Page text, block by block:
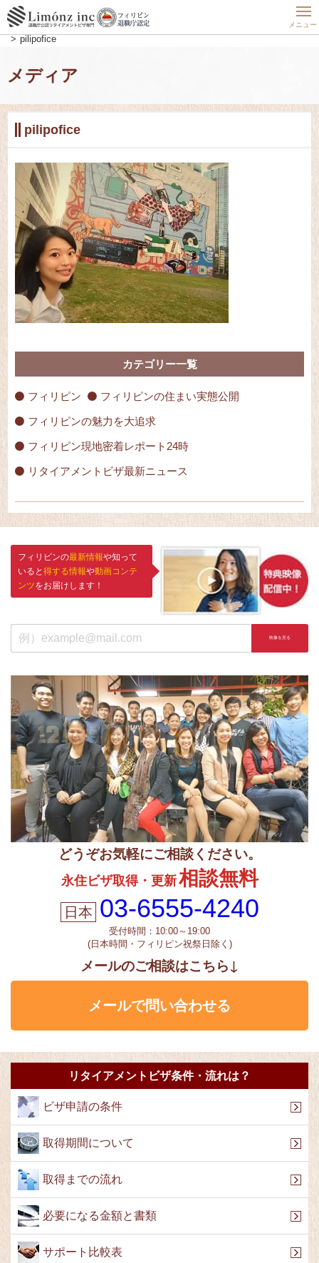
メニュー
ホーム
フィリピン最先端の街ボニファシオグローバルシティーのご紹介！
pilipofice
メディア
pilipofice
カテゴリー一覧
フィリピン フィリピンの住まい実態公開
フィリピンの魅力を大追求
フィリピン現地密着レポート24時
リタイアメントビザ最新ニュース
フィリピンの最新情報や知って
いると 得する情報や動画コンテ
ンツをお届けします！
どうぞお気軽にご相談ください。
永住ビザ取得・更新相談無料
03-6555-4240
受付時間：10:00～19:00
(日本時間・フィリピン祝祭日除く)
メールのご相談はこちら↓
メールで問い合わせる
リタイアメントビザ条件・流れは？
ビザ申請の条件
取得期間について
取得までの流れ
必要になる金額と書類
サポート比較表